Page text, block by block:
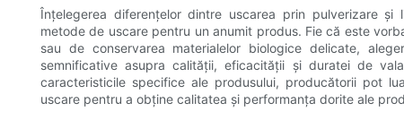
Înțelegerea diferențelor dintre uscarea prin pulverizare
metode de uscare pentru un anumit produs. Fie că este
sau de conservarea materialelor biologice delicate,
semnificative asupra calității, eficacității și duratei de
caracteristicile specifice ale produsului, producătorii pot
uscare pentru a obține calitatea și performanța dorite ale